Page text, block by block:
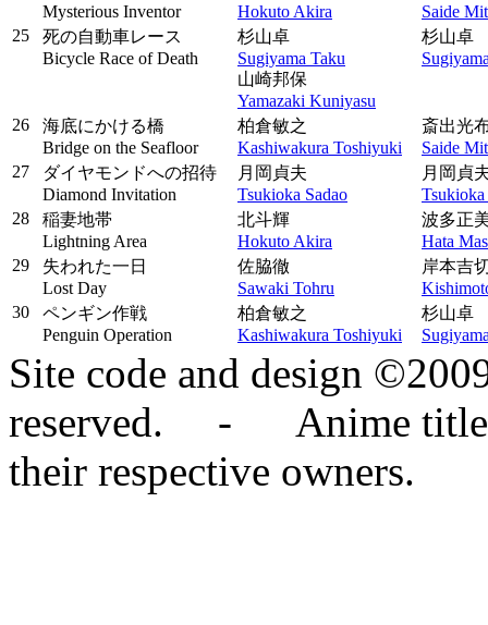
Mysterious Inventor
Hokuto Akira
Saide
25
死の自動車レース
Bicycle Race of Death
杉山卓
Sugiyama Taku
山崎邦保
Yamazaki Kuniyasu
杉山卓
26
海底にかける橋
Bridge on the Seafloor
柏倉敏之
Kashiwakura Toshiyuki
斎出光
Saide
27
ダイヤモンドへの招待
Diamond Invitation
月岡貞夫
Tsukioka Sadao
月岡貞
Tsukioka
28
稲妻地帯
Lightning Area
北斗輝
Hokuto Akira
波多正
Hata
29
失われた一日
Lost Day
佐脇徹
Sawaki Tohru
岸本吉
30
ペンギン作戦
Penguin Operation
柏倉敏之
Kashiwakura Toshiyuki
杉山卓
Site code and design
reserved. - Anime titles,
their respective owners.